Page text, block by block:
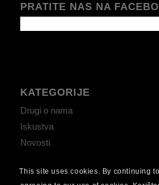
PRATITE NAS NA
KATEGORIJE
Drugi o nama
Iskustva
Novosti
This site uses cookies. By continuing